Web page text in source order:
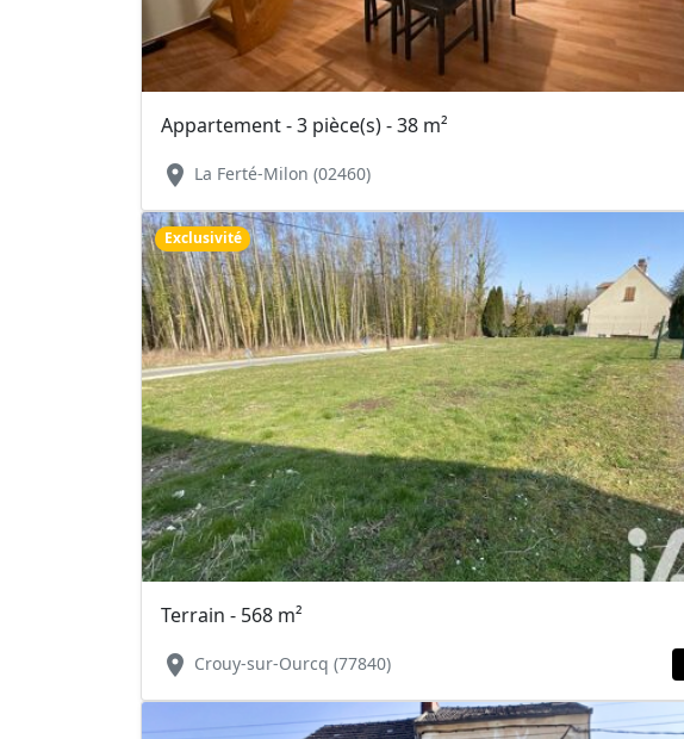
Appartement - 3 pièce(s) - 38 m²
location_on La Ferté-Milon (02460)
Exclusivité
Terrain - 568 m²
location_on Crouy-sur-Ourcq (77840)